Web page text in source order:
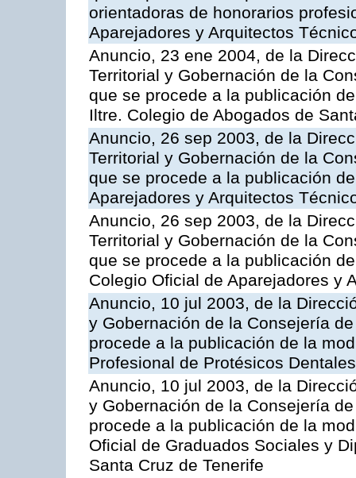
orientadoras de honorarios
Aparejadores y Arquitectos
Anuncio, 23 ene 2004, de la
Territorial y Gobernación de la
que se procede a la publicación
Iltre. Colegio de Abogados de
Anuncio, 26 sep 2003, de la
Territorial y Gobernación de la
que se procede a la publicación
Aparejadores y Arquitectos
Anuncio, 26 sep 2003, de la
Territorial y Gobernación de la
que se procede a la publicación
Colegio Oficial de Aparejadores y
Anuncio, 10 jul 2003, de la
y Gobernación de la Consejería
procede a la publicación de la
Profesional de Protésicos
Anuncio, 10 jul 2003, de la
y Gobernación de la Consejería
procede a la publicación de la
Oficial de Graduados Sociales y
Santa Cruz de Tenerife